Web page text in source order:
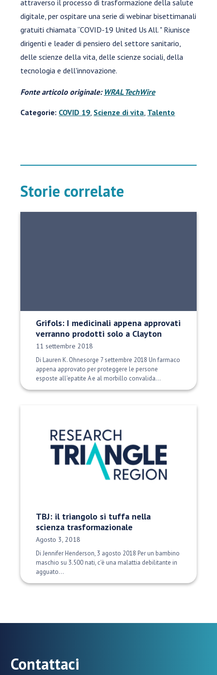
attraverso il processo di trasformazione della salute
digitale, per ospitare una serie di webinar bisettimanali
gratuiti chiamata “COVID-19 United Us All. " Riunisce
dirigenti e leader di pensiero del settore sanitario,
delle scienze della vita, delle scienze sociali, della
tecnologia e dell'innovazione.
Fonte articolo originale: WRAL TechWire
Categorie: COVID 19 Scienze di vita Talento
Storie correlate
Grifols: I medicinali appena approvati
verranno prodotti solo a Clayton
Data di pubblicazione:
11 settembre 2018
Di Lauren K. Ohnesorge 7 settembre 2018 Un farmaco
appena approvato per proteggere le persone
esposte all'epatite A e al morbillo convalida...
TBJ: il triangolo si tuffa nella
scienza trasformazionale
Data di pubblicazione:
Agosto 3, 2018
Di Jennifer Henderson, 3 agosto 2018 Per un bambino
maschio su 3.500 nati, c'è una malattia debilitante in
agguato...
Contattaci